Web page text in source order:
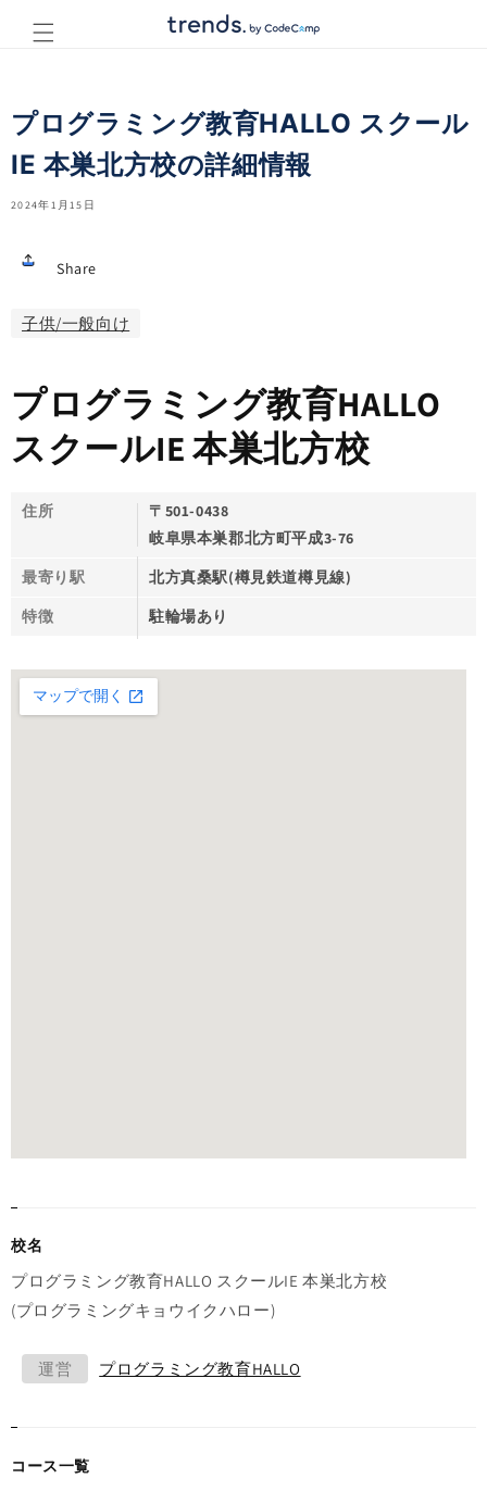
ンツに
進む
プログラミング教育HALLO スクール
IE 本巣北方校の詳細情報
2024年1月15日
Share
子供/一般向け
プログラミング教育HALLO
スクールIE 本巣北方校
住所
〒501-0438
岐阜県本巣郡北方町平成3-76
最寄り駅
北方真桑駅(樽見鉄道樽見線)
特徴
駐輪場あり
校名
プログラミング教育HALLO スクールIE 本巣北方校
(プログラミングキョウイクハロー)
運営 プログラミング教育HALLO
コース一覧